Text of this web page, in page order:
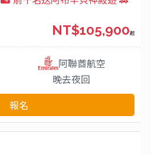
阿聯酋航空
晚去夜回
NT$105,900起
報名